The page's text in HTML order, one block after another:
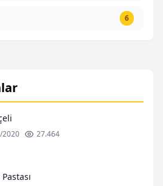
6
2020 27.464